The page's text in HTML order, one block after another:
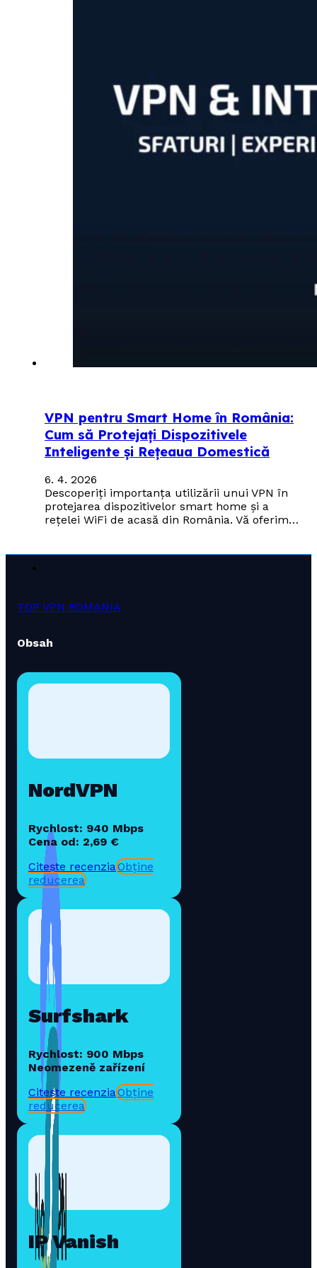
VPN pentru Smart Home în România:
Cum să Protejați Dispozitivele
Inteligente și Rețeaua Domestică
6. 4. 2026
Descoperiți importanța utilizării unui VPN în
protejarea dispozitivelor smart home și a
rețelei WiFi de acasă din România. Vă oferim…
TOP VPN ROMANIA
Obsah
NordVPN
Rychlost: 940 Mbps
Cena od: 2,69 €
Citește recenziaObține
reducerea
Surfshark
Rychlost: 900 Mbps
Neomezeně zařízení
Citește recenziaObține
reducerea
IP Vanish